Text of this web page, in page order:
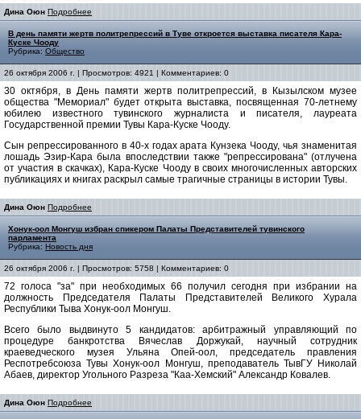
Дина Оюн Подробнее
В день памяти жертв политрепрессий в Туве откроется выставка писателя Кара-
Куске Чооду
Рубрика: Общество
26 октября 2006 г. | Просмотров: 4921 | Комментариев: 0
30 октября, в День памяти жертв политрепрессий, в Кызылском музее
общества "Мемориал" будет открыта выставка, посвященная 70-летнему
юбилею известного тувинского журналиста и писателя, лауреата
Государственной премии Тувы Кара-Куске Чооду.
Сын репрессированного в 40-х годах арата Кунзека Чооду, чья знаменитая
лошадь Эзир-Кара была впоследствии также "репрессирована" (отлучена
от участия в скачках), Кара-Куске Чооду в своих многочисленных авторских
публикациях и книгах раскрыл самые трагичные страницы в истории Тувы.
Дина Оюн Подробнее
Хонук-оол Монгуш избран спикером Палаты Представителей тувинского
парламента
Рубрика: Новость дня
26 октября 2006 г. | Просмотров: 5758 | Комментариев: 0
72 голоса "за" при необходимых 66 получил сегодня при избрании на
должность Председателя Палаты Представителей Великого Хурала
Республики Тыва Хонук-оол Монгуш.
Всего было выдвинуто 5 кандидатов: арбитражный управляющий по
процедуре банкротства Вячеслав Доржукай, научный сотрудник
краеведческого музея Ульяна Опей-оол, председатель правления
Респотребсоюза Тувы Хонук-оол Монгуш, преподаватель ТывГУ Николай
Абаев, директор Угольного Разреза "Каа-Хемский" Александр Ковалев.
Дина Оюн Подробнее